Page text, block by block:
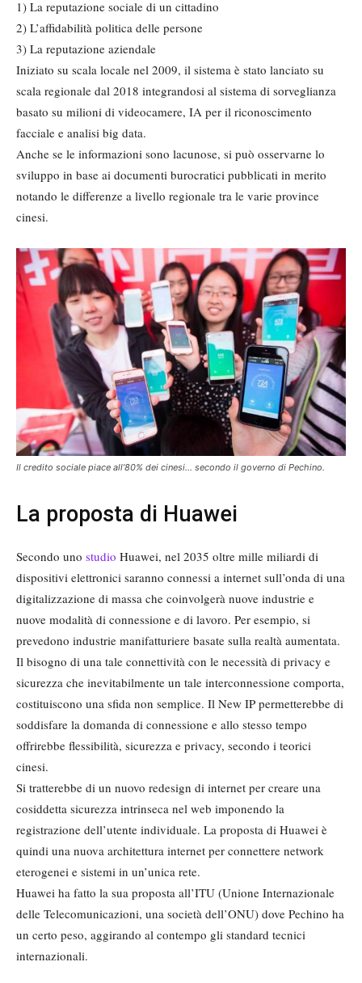
1) La reputazione sociale di un cittadino
2) L’affidabilità politica delle persone
3) La reputazione aziendale
Iniziato su scala locale nel 2009, il sistema è stato lanciato su
scala regionale dal 2018 integrandosi al sistema di sorveglianza
basato su milioni di videocamere, IA per il riconoscimento
facciale e analisi big data.
Anche se le informazioni sono lacunose, si può osservarne lo
sviluppo in base ai documenti burocratici pubblicati in merito
notando le differenze a livello regionale tra le varie province
cinesi.
Il credito sociale piace all’80% dei cinesi… secondo il governo di Pechino.
La proposta di Huawei
Secondo uno studio Huawei, nel 2035 oltre mille miliardi di
dispositivi elettronici saranno connessi a internet sull’onda di una
digitalizzazione di massa che coinvolgerà nuove industrie e
nuove modalità di connessione e di lavoro. Per esempio, si
prevedono industrie manifatturiere basate sulla realtà aumentata.
Il bisogno di una tale connettività con le necessità di privacy e
sicurezza che inevitabilmente un tale interconnessione comporta,
costituiscono una sfida non semplice. Il New IP permetterebbe di
soddisfare la domanda di connessione e allo stesso tempo
offrirebbe flessibilità, sicurezza e privacy, secondo i teorici
cinesi.
Si tratterebbe di un nuovo redesign di internet per creare una
cosiddetta sicurezza intrinseca nel web imponendo la
registrazione dell’utente individuale. La proposta di Huawei è
quindi una nuova architettura internet per connettere network
eterogenei e sistemi in un’unica rete.
Huawei ha fatto la sua proposta all’ITU (Unione Internazionale
delle Telecomunicazioni, una società dell’ONU) dove Pechino ha
un certo peso, aggirando al contempo gli standard tecnici
internazionali.